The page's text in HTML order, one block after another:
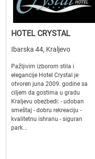
HOTEL CRYSTAL
Ibarska 44, Kraljevo
Pažljivim izborom stila i
elegancije Hotel Crystal je
otvoren juna 2009. godine sa
ciljem da gostima u gradu
Kraljevu obezbedi: - udoban
smeštaj - dobru rekreaciju -
kvalitetnu ishranu - siguran
park...